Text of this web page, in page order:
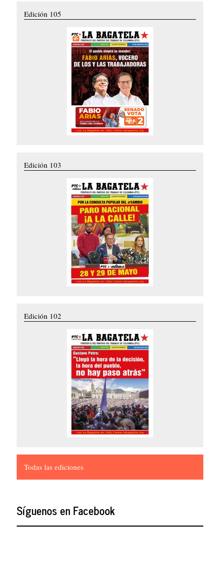
Edición 105
Edición 103
Edición 102
Todas las ediciones
Síguenos en Facebook